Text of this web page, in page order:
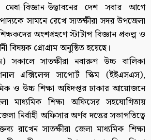
মেধা-বিজ্ঞান-উদ্ভাবনের দেশ সবার আগে
সামনে রেখে সাতক্ষীরা সদর উপজেলা
অংশগ্রহণে স্টাটাপ বিজ্ঞান প্রকল্প ও
বিষয়ক প্রোগ্রাম অনুষ্ঠিত হয়েছে।
সাতক্ষীরা নবারুণ উচ্চ বালিকা
এক্সিলেন্স সাপোর্ট স্কিম (ইইএসএস),
ও উচ্চ শিক্ষা অধিদপ্তর ঢাকার আয়োজনে
মাধ্যমিক শিক্ষা অফিসের সহযোগিতায়
নির্বাহী অফিসার অর্ণব দত্তের সভাপতিত্বে
রাখেন সাতক্ষীরা জেলা মাধ্যমিক শিক্ষা